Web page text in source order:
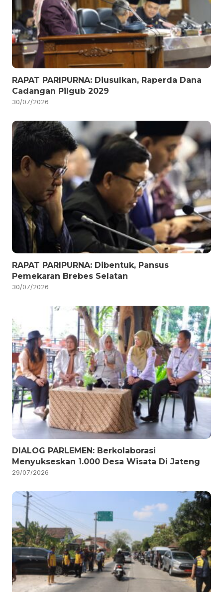
RAPAT PARIPURNA: Diusulkan, Raperda Dana
Cadangan Pilgub 2029
30/07/2026
RAPAT PARIPURNA: Dibentuk, Pansus
Pemekaran Brebes Selatan
30/07/2026
DIALOG PARLEMEN: Berkolaborasi
Menyukseskan 1.000 Desa Wisata Di Jateng
29/07/2026